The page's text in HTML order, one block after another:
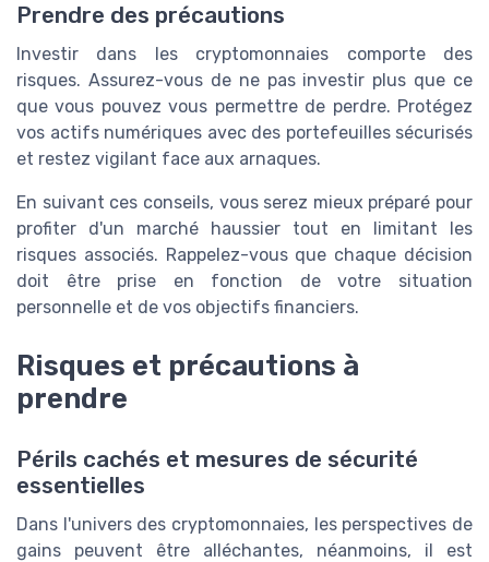
Prendre des précautions
Investir dans les cryptomonnaies comporte des
risques. Assurez-vous de ne pas investir plus que ce
que vous pouvez vous permettre de perdre. Protégez
vos actifs numériques avec des portefeuilles sécurisés
et restez vigilant face aux arnaques.
En suivant ces conseils, vous serez mieux préparé pour
profiter d'un marché haussier tout en limitant les
risques associés. Rappelez-vous que chaque décision
doit être prise en fonction de votre situation
personnelle et de vos objectifs financiers.
Risques et précautions à
prendre
Périls cachés et mesures de sécurité
essentielles
Dans l'univers des cryptomonnaies, les perspectives de
gains peuvent être alléchantes, néanmoins, il est